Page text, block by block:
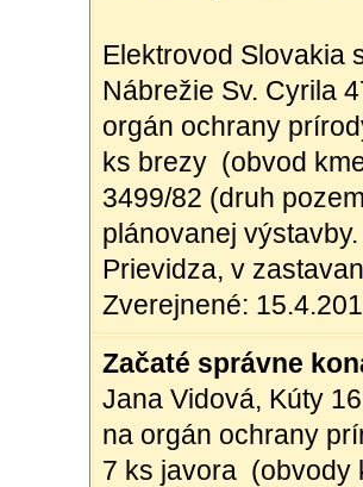
Elektrovod Slovakia
Nábrežie Sv. Cyrila
orgán ochrany
ks brezy (obvod
3499/82 (druh
plánovanej
Prievidza, v
Zverejnené:
Začaté správne
Jana Vidová, Kúty
na orgán ochrany
7 ks javora (obvody